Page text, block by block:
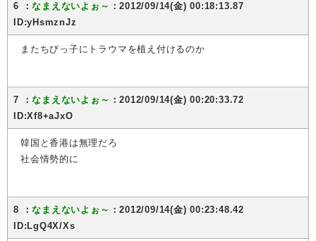
6 ：なまえないよぉ～ ：2012/09/14(金) 00:18:13.87
ID:yHsmznJz
またちびっ子にトラウマを植え付けるのか
7 ：なまえないよぉ～ ：2012/09/14(金) 00:20:33.72
ID:Xf8+aJxO
韓国と香港は無理だろ
社会情勢的に
8 ：なまえないよぉ～ ：2012/09/14(金) 00:23:48.42
ID:LgQ4X/Xs